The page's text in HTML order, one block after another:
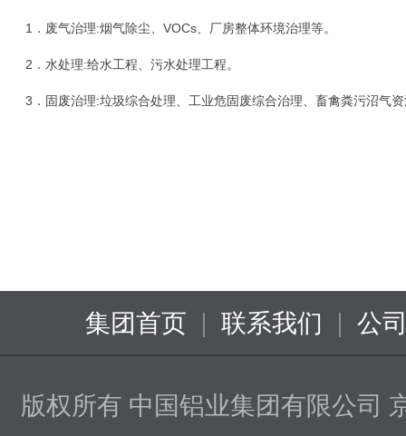
1．废气治理:烟气除尘、VOCs、厂房整体环境治理等。
2．水处理:给水工程、污水处理工程。
3．固废治理:垃圾综合处理、工业危固废综合治理、畜禽粪污沼气
集团首页 | 联系我们 | 公
版权所有 中国铝业集团有限公司